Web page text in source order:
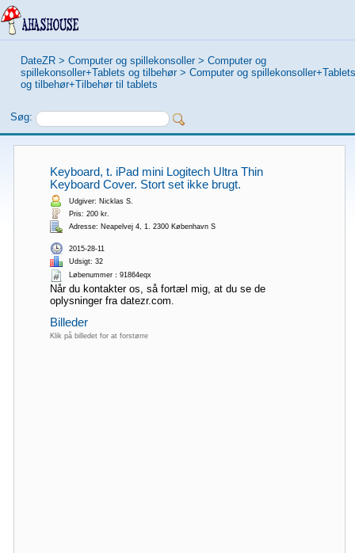
DateZR > Computer og spillekonsoller > Computer og
spillekonsoller+Tablets og tilbehør > Computer og spillekonsoller+Tablets
og tilbehør+Tilbehør til tablets
Søg:
Keyboard, t. iPad mini Logitech Ultra Thin
Keyboard Cover. Stort set ikke brugt.
Udgiver: Nicklas S.
Pris: 200 kr.
Adresse: Neapelvej 4, 1. 2300 København S
2015-28-11
Udsigt: 32
Løbenummer：91864eqx
Når du kontakter os, så fortæl mig, at du se de
oplysninger fra datezr.com.
Billeder
Klik på billedet for at forstørre